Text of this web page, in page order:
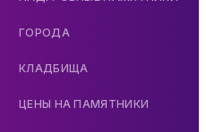
ГОРОДА
КЛАДБИЩА
ЦЕНЫ НА ПАМЯТНИКИ